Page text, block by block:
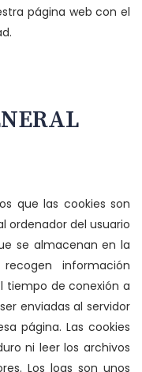
página web con el
que las cookies son
ordenador del usuario
se almacenan en la
información
tiempo de conexión a
enviadas al servidor
página. Las cookies
ni leer los archivos
Los logs son unos